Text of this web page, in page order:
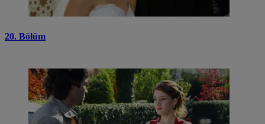
20. Bölüm